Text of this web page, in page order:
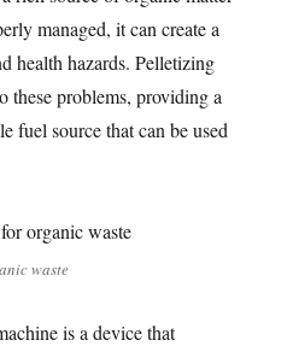
managed, it can create a
health hazards. Pelletizing
these problems, providing a
fuel source that can be used
waste
is a device that